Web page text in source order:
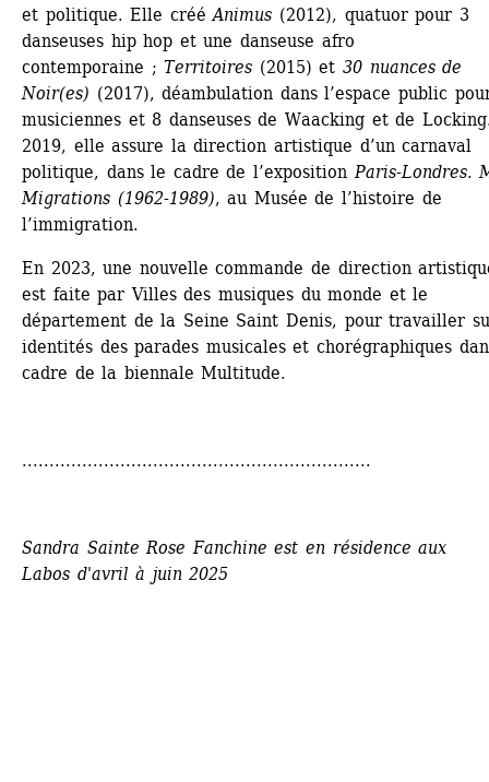
et politique. Elle créé Animus (2012), quatuor pour 3
danseuses hip hop et une danseuse afro
contemporaine ; Territoires (2015) et 30 nuances de
Noir(es) (2017), déambulation dans l’espace public
musiciennes et 8 danseuses de Waacking et de
2019, elle assure la direction artistique d’un carnaval
politique, dans le cadre de l’exposition Paris-Londres.
Migrations (1962-1989), au Musée de l’histoire de
l’immigration.
En 2023, une nouvelle commande de direction
est faite par Villes des musiques du monde et le
département de la Seine Saint Denis, pour travailler
identités des parades musicales et chorégraphiques
cadre de la biennale Multitude.
................................................................
Sandra Sainte Rose Fanchine est en résidence aux
Labos d'avril à juin 2025